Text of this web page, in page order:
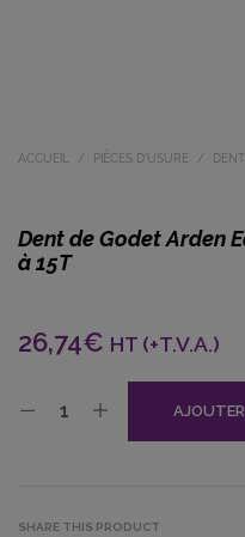
ACCUEIL / PIÈCES D'USURE /
Dent de Godet Arden
à 15T
26,74€ HT (+T.V.A.)
SHARE THIS PRODUCT